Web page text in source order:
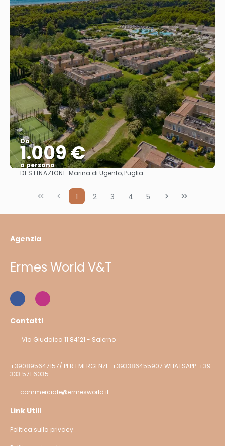
Da
1.009 €
a persona
Vedere
DESTINAZIONE:Marina di Ugento, Puglia
1 2 3 4 5
Agenzia
Ermes World V&T
Contatti
Via Giudaica 11 84121 - Salerno
+390895647157/ PER EMERGENZE: +393386455907 WHATSAPP: +39
333 571 6035
commerciale@ermesworld.it
Link Utili
Politica sulla privacy